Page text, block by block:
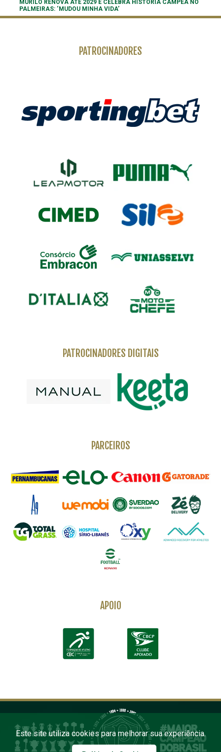
MURILO RENOVA ATÉ 2029 E CELEBRA HISTÓRIA CAMPEÃ NO
PALMEIRAS: ‘MUDOU MINHA VIDA’
PATROCINADORES
PATROCINADORES DIGITAIS
PARCEIROS
APOIO
Este site utiliza cookies para melhorar sua experiência.